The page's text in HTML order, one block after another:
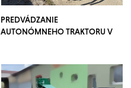
PREDVÁDZANIE
AUTONÓMNEHO TRAKTORU V